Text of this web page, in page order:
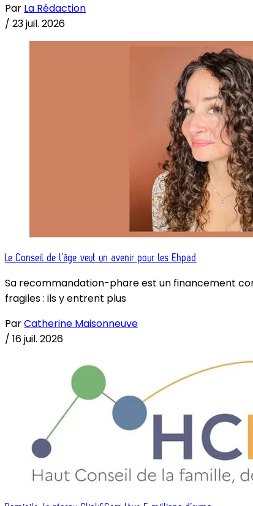
Par La Rédaction
/ 23 juil. 2026
Le Conseil de l’âge veut un avenir pour les Ehpad
Sa recommandation-phare est un financement
fragiles : ils y entrent plus
ParCatherine Maisonneuve
/ 16 juil. 2026